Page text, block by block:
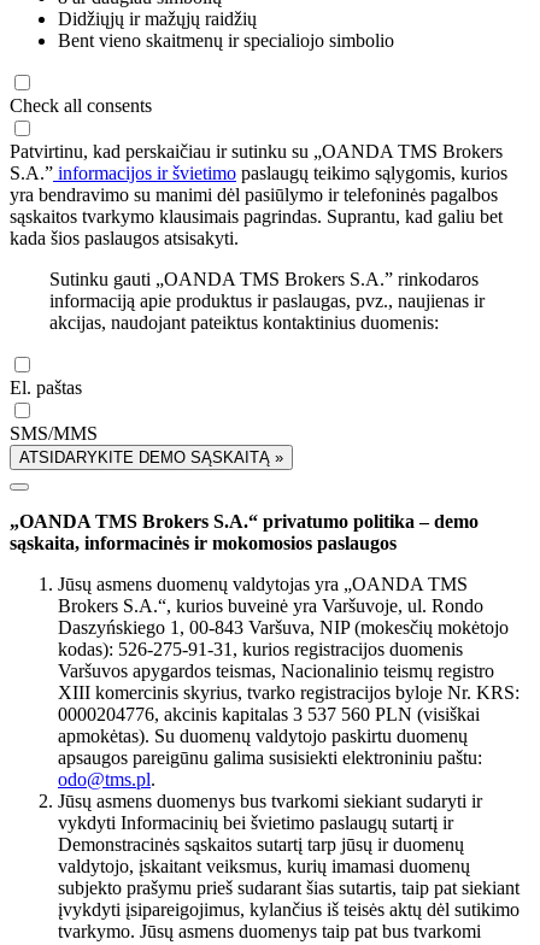
Didžiųjų ir mažųjų raidžių
Bent vieno skaitmenų ir specialiojo simbolio
Check all consents
Patvirtinu, kad perskaičiau ir sutinku su „OANDA TMS Brokers
S.A.” informacijos ir švietimo paslaugų teikimo sąlygomis, kurios
yra bendravimo su manimi dėl pasiūlymo ir telefoninės pagalbos
sąskaitos tvarkymo klausimais pagrindas. Suprantu, kad galiu bet
kada šios paslaugos atsisakyti.
Sutinku gauti „OANDA TMS Brokers S.A.” rinkodaros
informaciją apie produktus ir paslaugas, pvz., naujienas ir
akcijas, naudojant pateiktus kontaktinius duomenis:
El. paštas
SMS/MMS
ATSIDARYKITE DEMO SĄSKAITĄ »
„OANDA TMS Brokers S.A.“ privatumo politika – demo
sąskaita, informacinės ir mokomosios paslaugos
Jūsų asmens duomenų valdytojas yra „OANDA TMS
Brokers S.A.“, kurios buveinė yra Varšuvoje, ul. Rondo
Daszyńskiego 1, 00-843 Varšuva, NIP (mokesčių mokėtojo
kodas): 526-275-91-31, kurios registracijos duomenis
Varšuvos apygardos teismas, Nacionalinio teismų registro
XIII komercinis skyrius, tvarko registracijos byloje Nr. KRS:
0000204776, akcinis kapitalas 3 537 560 PLN (visiškai
apmokėtas). Su duomenų valdytojo paskirtu duomenų
apsaugos pareigūnu galima susisiekti elektroniniu paštu:
odo@tms.pl.
Jūsų asmens duomenys bus tvarkomi siekiant sudaryti ir
vykdyti Informacinių bei švietimo paslaugų sutartį ir
Demonstracinės sąskaitos sutartį tarp jūsų ir duomenų
valdytojo, įskaitant veiksmus, kurių imamasi duomenų
subjekto prašymu prieš sudarant šias sutartis, taip pat siekiant
įvykdyti įsipareigojimus, kylančius iš teisės aktų dėl sutikimo
tvarkymo. Jūsų asmens duomenys taip pat bus tvarkomi